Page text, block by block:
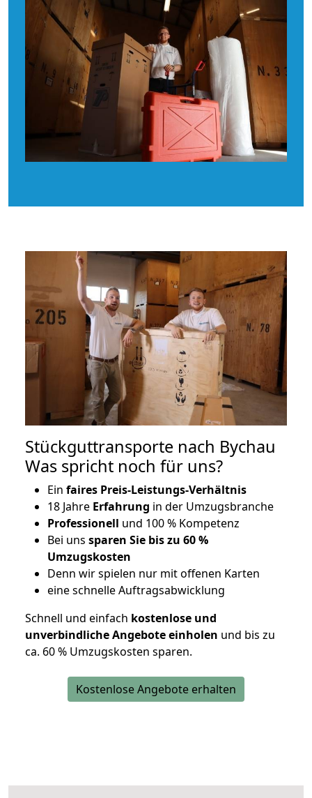
Stückguttransporte nach Bychau
Was spricht noch für uns?
Ein faires Preis-Leistungs-Verhältnis
18 Jahre Erfahrung in der Umzugsbranche
Professionell und 100 % Kompetenz
Bei uns sparen Sie bis zu 60 %
Umzugskosten
Denn wir spielen nur mit offenen Karten
eine schnelle Auftragsabwicklung
Schnell und einfach kostenlose und
unverbindliche Angebote einholen und bis zu
ca. 60 % Umzugskosten sparen.
Kostenlose Angebote erhalten